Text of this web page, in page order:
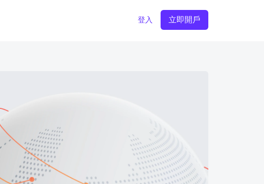
登入 立即開戶